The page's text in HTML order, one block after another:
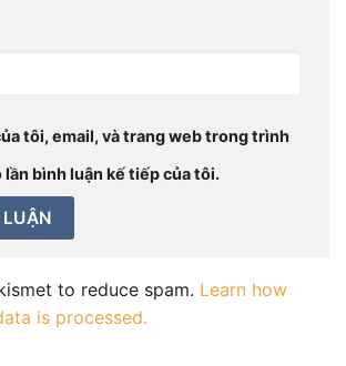
tôi, email, và trang web trong trình
lần bình luận kế tiếp của tôi.
to reduce spam. Learn how
is processed.